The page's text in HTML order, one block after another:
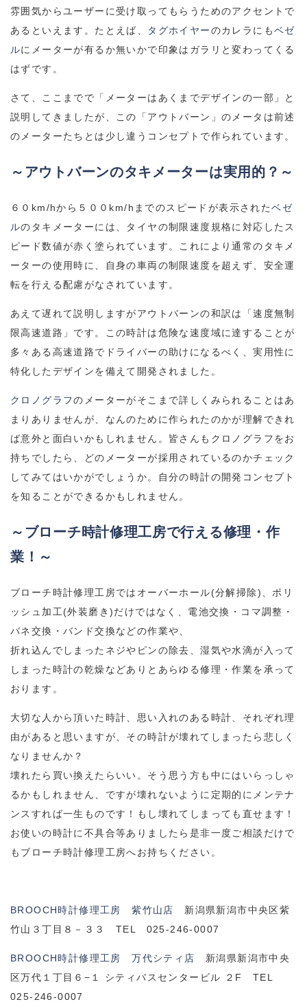
雰囲気からユーザーに受け取ってもらうためのアクセントで
あるといえます。たとえば、
タグホイヤーのカレラにもベゼ
ルにメーターが有るか無いかで印象はガラリと変わってくる
はずです。
さて、ここまでで「メーターはあくまでデザインの一部」と
説明してきましたが、この「アウトバーン」のメータは前述
のメーターたちとは少し違うコンセプトで作られています。
～アウトバーンのタキメーターは実用的？～
６０km/hから５００km/hまでのスピードが表示されたベゼ
ルのタキメーターには、タイヤの制限速度規格に対応したス
ピード数値が赤く塗られています。これにより通常のタキメ
ーターの使用時に、自身の車両の制限速度を超えず、安全運
転を行える配慮がなされています。
あえて遅れて説明しますがアウトバーンの和訳は「速度無制
限高速道路」です。この時計は危険な速度域に達することが
多々ある高速道路でドライバーの助けになるべく、実用性に
特化したデザインを備えて開発されました。
クロノグラフのメーターがそこまで詳しくみられることはあ
まりありませんが、なんのために作られたのかが理解できれ
ば意外と面白いかもしれません。皆さんもクロノグラフをお
持ちでしたら、どのメーターが採用されているのかチェック
してみてはいかがでしょうか。自分の時計の開発コンセプト
を知ることができるかもしれません。
～ブローチ時計修理工房で行える修理・作
業！～
ブローチ時計修理工房ではオーバーホール(分解掃除)、ポリ
ッシュ加工(外装磨き)だけではなく、電池交換・コマ調整・
バネ交換・バンド交換などの作業や、
折れ込んでしまったネジやピンの除去、湿気や水滴が入って
しまった時計の乾燥などありとあらゆる修理・作業を承って
おります。
大切な人から頂いた時計、思い入れのある時計、それぞれ理
由があると思いますが、その時計が壊れてしまったら悲しく
なりませんか？
壊れたら買い換えたらいい。そう思う方も中にはいらっしゃ
るかもしれません、ですが壊れないように定期的にメンテナ
ンスすれば一生ものです！もし壊れてしまっても直せます！
お使いの時計に不具合等ありましたら是非一度ご相談だけで
もブローチ時計修理工房へお持ちください。
BROOCH時計修理工房 紫竹山店
新潟県新潟市中央区紫
竹山３丁目８－３３ TEL 025-246-0007
BROOCH時計修理工房 万代シティ店
新潟県新潟市中央
区万代１丁目６−１ シティバスセンタービル ２F TEL
025-246-0007